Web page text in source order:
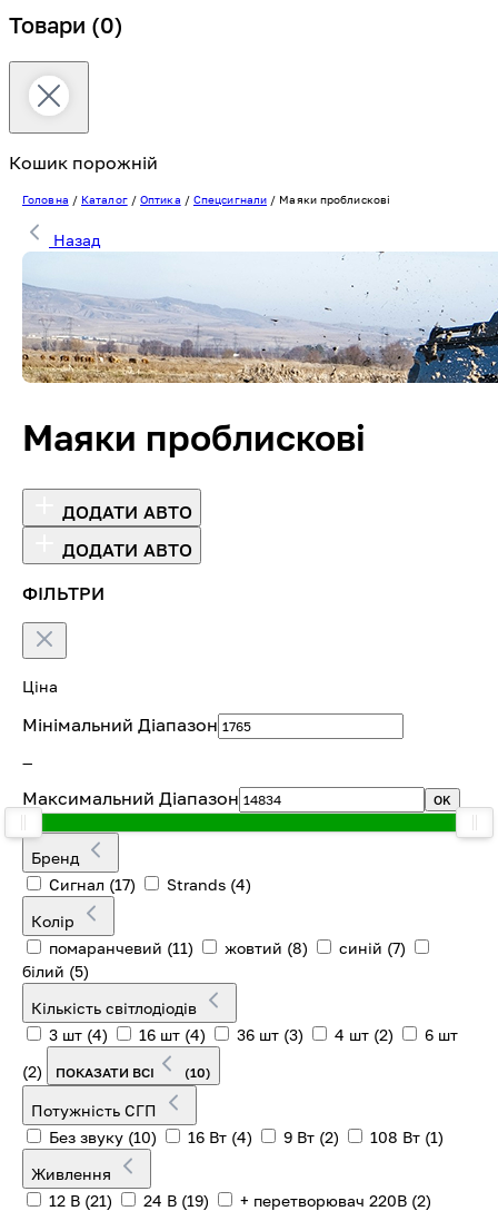
Товари (0)
Кошик порожній
Головна / Каталог/Оптика / Спецсигнали / Маяки проблискові
Назад
Маяки проблискові
ДОДАТИ АВТО
ДОДАТИ АВТО
ФІЛЬТРИ
Ціна
Мінімальний Діапазон
—
Максимальний Діапазон OK
Бренд
Cигнал (17) Strands (4)
Колір
помаранчевий (11) жовтий (8) синій (7)
білий (5)
Кількість світлодіодів
3 шт (4) 16 шт (4) 36 шт (3) 4 шт (2)
6 шт
(2)
ПОКАЗАТИ ВСІ (10)
Потужність СГП
Без звуку (10) 16 Вт (4) 9 Вт (2) 108 Вт (1)
Живлення
12 В (21) 24 В (19) + перетворювач 220В (2)